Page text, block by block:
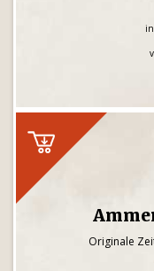
Originale